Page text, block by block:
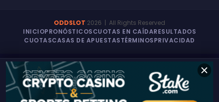
ODDSLOT 2026 | All Rights Reserved
INICIOPRONÓSTICOSCUOTAS EN CAÍDARESULTADOS
CUOTASCASAS DE APUESTASTÉRMINOSPRIVACIDAD